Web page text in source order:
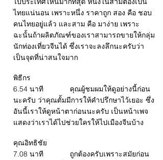
ไทยแน่นอน เพราะหนึ่ง ราคาถูก สอง คือ ชอบ
คนไทยอยู่แล้ว และสาม คือ มาง่าย เพราะ
ฉะนั้นถ้าผลิตภัณฑ์ของเราสามารถขายให้กลุ่ม
นักท่องเที่ยวจีนได้ ซึ่งเราจะลงลึกนะครับว่า
เป็นจุดที่น่าสนใจมาก
พิธีกร
6.54 นาที คุณผู้ชมผมให้ดูอย่างนี้ก่อน
นะครับ ว่าคุณตั้มมีการให้คำปรึกษาไว้เยอะ ซึ่ง
อันนี้เราให้ดูหน้าตาก่อนนะครับ เป็นหน้าเพจ
แสดงว่าเราได้ไปช่วยใครให้ไปเมืองจีนบ้าง
คุณอิทธิชัย
7.08 นาที ถูกต้องครับเพราะสมัยก่อน